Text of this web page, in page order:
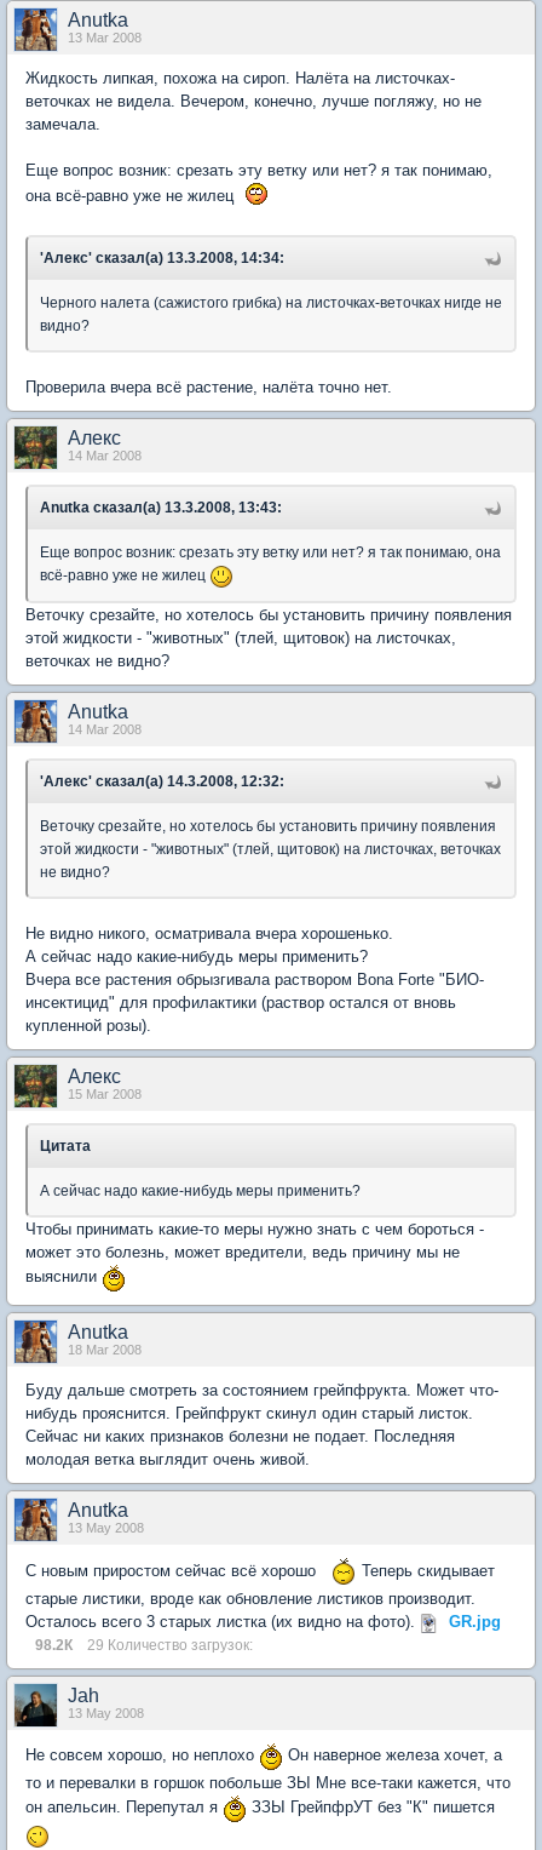
Anutka
13 Mar 2008
Жидкость липкая, похожа на сироп. Налёта на листочках-
веточках не видела. Вечером, конечно, лучше погляжу, но не
замечала.
Еще вопрос возник: срезать эту ветку или нет? я так понимаю,
она всё-равно уже не жилец
'Алекс' сказал(а) 13.3.2008, 14:34:
Черного налета (сажистого грибка) на листочках-веточках нигде не
видно?
Проверила вчера всё растение, налёта точно нет.
Aлекc
14 Mar 2008
Anutka сказал(а) 13.3.2008, 13:43:
Еще вопрос возник: срезать эту ветку или нет? я так понимаю, она
всё-равно уже не жилец
Веточку срезайте, но хотелось бы установить причину появления
этой жидкости - "животных" (тлей, щитовок) на листочках,
веточках не видно?
Anutka
14 Mar 2008
'Алекс' сказал(а) 14.3.2008, 12:32:
Веточку срезайте, но хотелось бы установить причину появления
этой жидкости - "животных" (тлей, щитовок) на листочках, веточках
не видно?
Не видно никого, осматривала вчера хорошенько.
А сейчас надо какие-нибудь меры применить?
Вчера все растения обрызгивала раствором Bona Forte "БИО-
инсектицид" для профилактики (раствор остался от вновь
купленной розы).
Aлекc
15 Mar 2008
Цитата
А сейчас надо какие-нибудь меры применить?
Чтобы принимать какие-то меры нужно знать с чем бороться -
может это болезнь, может вредители, ведь причину мы не
выяснили
Anutka
18 Mar 2008
Буду дальше смотреть за состоянием грейпфрукта. Может что-
нибудь прояснится. Грейпфрукт скинул один старый листок.
Сейчас ни каких признаков болезни не подает. Последняя
молодая ветка выглядит очень живой.
Anutka
13 May 2008
С новым приростом сейчас всё хорошо
Теперь скидывает
старые листики, вроде как обновление листиков производит.
Осталось всего 3 старых листка (их видно на фото).
GR.jpg
98.2К 29 Количество загрузок:
Jah
13 May 2008
Не совсем хорошо, но неплохо
Он наверное железа хочет, а
то и перевалки в горшок побольше ЗЫ Мне все-таки кажется, что
он апельсин. Перепутал я
ЗЗЫ ГрейпфрУТ без "К" пишется